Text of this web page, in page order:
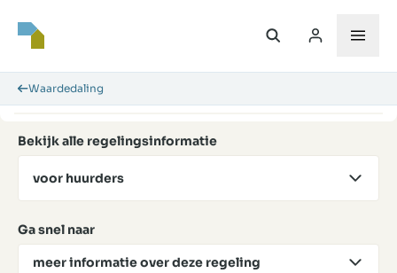
Waardedaling
Bekijk alle regelingsinformatie
voor huurders
Ga snel naar
meer informatie over deze regeling